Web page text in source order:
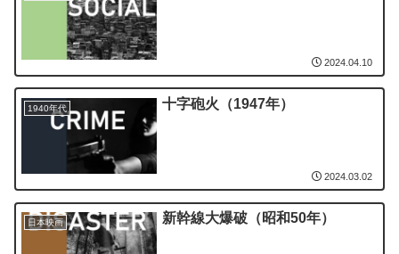
2024.04.10
1940年代 十字砲火（1947年）
2024.03.02
日本映画 新幹線大爆破（昭和50年）